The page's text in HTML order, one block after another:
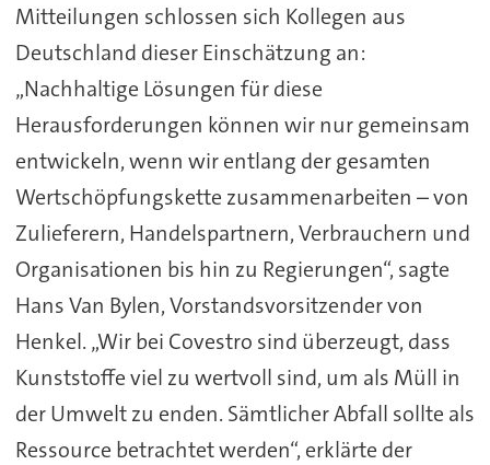
Mitteilungen schlossen sich Kollegen aus
Deutschland dieser Einschätzung an:
„Nachhaltige Lösungen für diese
Herausforderungen können wir nur gemeinsam
entwickeln, wenn wir entlang der gesamten
Wertschöpfungskette zusammenarbeiten – von
Zulieferern, Handelspartnern, Verbrauchern und
Organisationen bis hin zu Regierungen“, sagte
Hans Van Bylen, Vorstandsvorsitzender von
Henkel. „Wir bei Covestro sind überzeugt, dass
Kunststoffe viel zu wertvoll sind, um als Müll in
der Umwelt zu enden. Sämtlicher Abfall sollte als
Ressource betrachtet werden“, erklärte der